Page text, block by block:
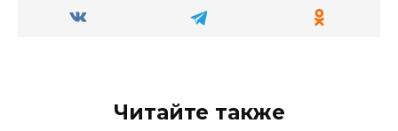
Читайте также